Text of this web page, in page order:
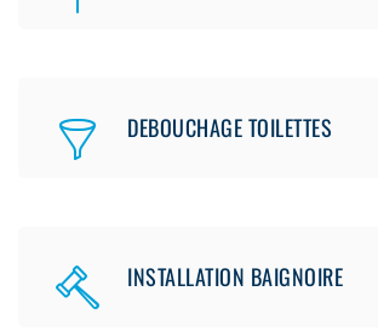
DEBOUCHAGE TOILETTES
INSTALLATION BAIGNOIRE